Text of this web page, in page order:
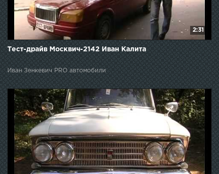
2:31
Тест-драйв Москвич-2142 Иван Калита
Иван Зенкевич PRO автомобили